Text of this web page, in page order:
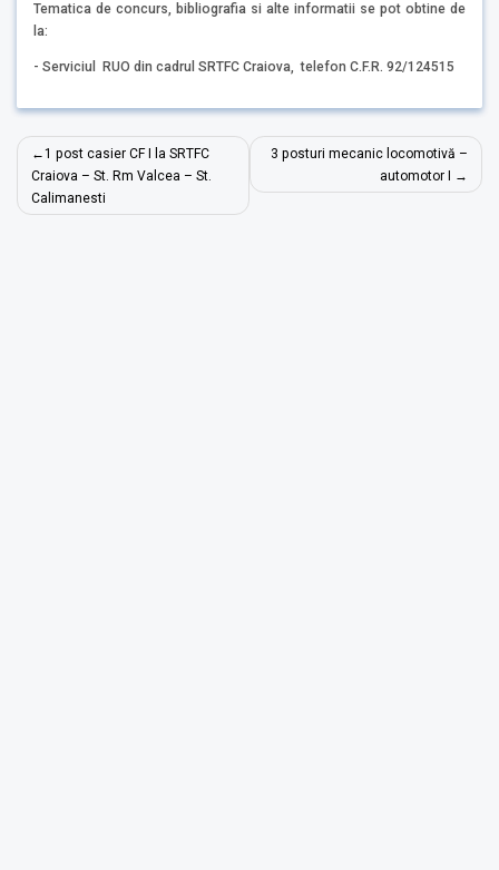
Tematica de concurs, bibliografia si alte informatii se pot obtine de
la:
- Serviciul RUO din cadrul SRTFC Craiova, telefon C.F.R. 92/124515
Navigare
în
articole
1 post casier CF I la SRTFC
Craiova – St. Rm Valcea – St.
Calimanesti
3 posturi mecanic locomotivă –
automotor I